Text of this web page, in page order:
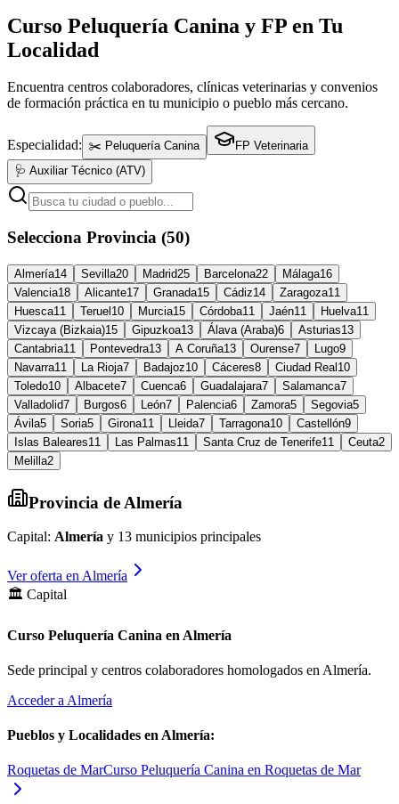
Curso Peluquería Canina y FP en Tu
Localidad
Encuentra centros colaboradores, clínicas veterinarias y convenios
de formación práctica en tu municipio o pueblo más cercano.
Especialidad: ✂️ Peluquería Canina
FP Veterinaria
🩺 Auxiliar Técnico (ATV)
Selecciona Provincia (50)
Almería14 Sevilla20 Madrid25 Barcelona22 Málaga16
Valencia18 Alicante17 Granada15 Cádiz14 Zaragoza11
Huesca11 Teruel 10 Murcia15 Córdoba11 Jaén11 Huelva11
Vizcaya (Bizkaia)15 Gipuzkoa13 Álava (Araba)6 Asturias13
Cantabria11 Pontevedra13 A Coruña13 Ourense7 Lugo9
Navarra11 La Rioja7 Badajoz10 Cáceres8 Ciudad Real 10
Toledo10 Albacete7 Cuenca6 Guadalajara7 Salamanca7
Valladolid7 Burgos6 León7 Palencia6 Zamora5 Segovia5
Ávila5 Soria5 Girona11 Lleida7 Tarragona10 Castellón9
Islas Baleares11 Las Palmas11 Santa Cruz de Tenerife11 Ceuta2
Melilla2
Provincia de Almería
Capital: Almería y 13 municipios principales
Ver oferta en Almería
🏛️ Capital
Curso Peluquería Canina en Almería
Sede principal y centros colaboradores homologados en Almería.
Acceder a Almería
Pueblos y Localidades en Almería:
Roquetas de MarCurso Peluquería Canina en Roquetas de Mar